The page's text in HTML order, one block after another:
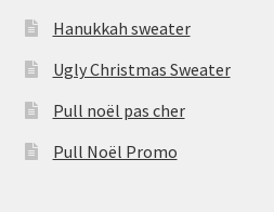
Hanukkah sweater
Ugly Christmas Sweater
Pull noël pas cher
Pull Noël Promo